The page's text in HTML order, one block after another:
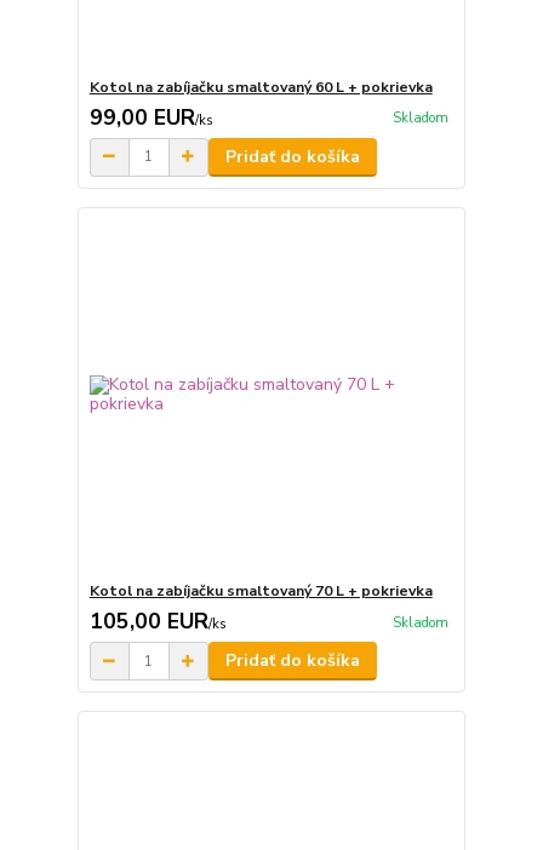
Kotol na zabíjačku smaltovaný 60 L + pokrievka
99,00 EUR/ks Skladom
Pridať do košíka
Kotol na zabíjačku smaltovaný 70 L + pokrievka
105,00 EUR/ks Skladom
Pridať do košíka